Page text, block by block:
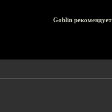
Goblin рекомендует